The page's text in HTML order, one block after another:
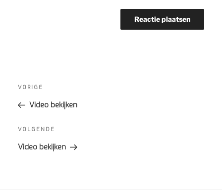
navigatie
Vorig
bericht
VORIGE
Video bekijken
Volgend
bericht
VOLGENDE
Video bekijken